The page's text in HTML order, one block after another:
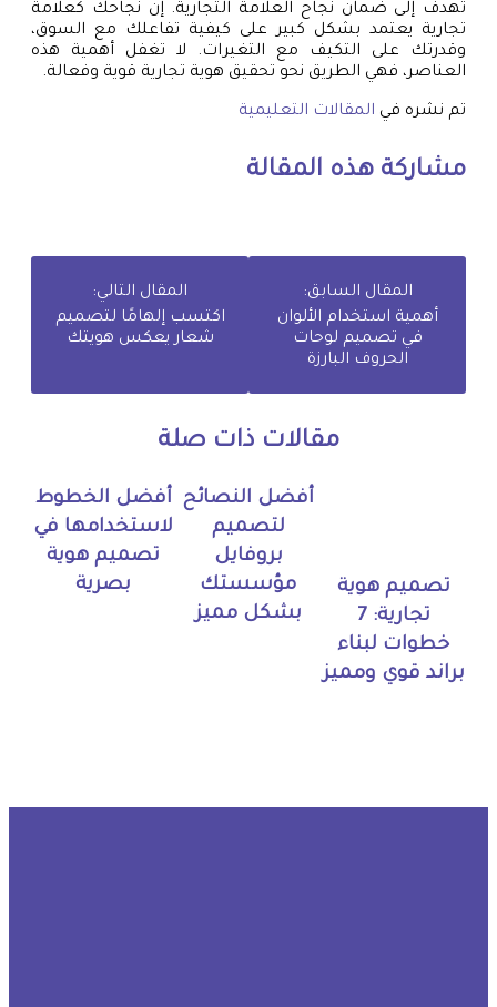
تهدف إلى ضمان نجاح العلامة التجارية. إن نجاحك كعلامة
تجارية يعتمد بشكل كبير على كيفية تفاعلك مع السوق،
وقدرتك على التكيف مع التغيرات. لا تغفل أهمية هذه
العناصر، فهي الطريق نحو تحقيق هوية تجارية قوية وفعالة.
تم نشره في المقالات التعليمية
مشاركة هذه المقالة
المقال السابق:
أهمية استخدام الألوان
في تصميم لوحات
الحروف البارزة
المقال التالي:
اكتسب إلهامًا لتصميم
شعار يعكس هويتك
مقالات ذات صلة
تصميم هوية
تجارية: 7
خطوات لبناء
براند قوي ومميز
أفضل النصائح
لتصميم
بروفايل
مؤسستك
بشكل مميز
أفضل الخطوط
لاستخدامها في
تصميم هوية
بصرية